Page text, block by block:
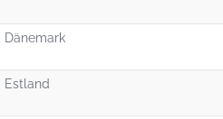
Dänemark
Estland